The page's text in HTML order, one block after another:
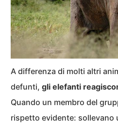
A differenza di molti altri
defunti, gli elefanti
Quando un membro del
rispetto evidente: sollevano